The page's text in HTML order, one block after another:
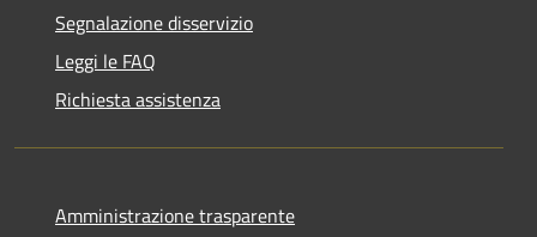
Segnalazione disservizio
Leggi le FAQ
Richiesta assistenza
Amministrazione trasparente